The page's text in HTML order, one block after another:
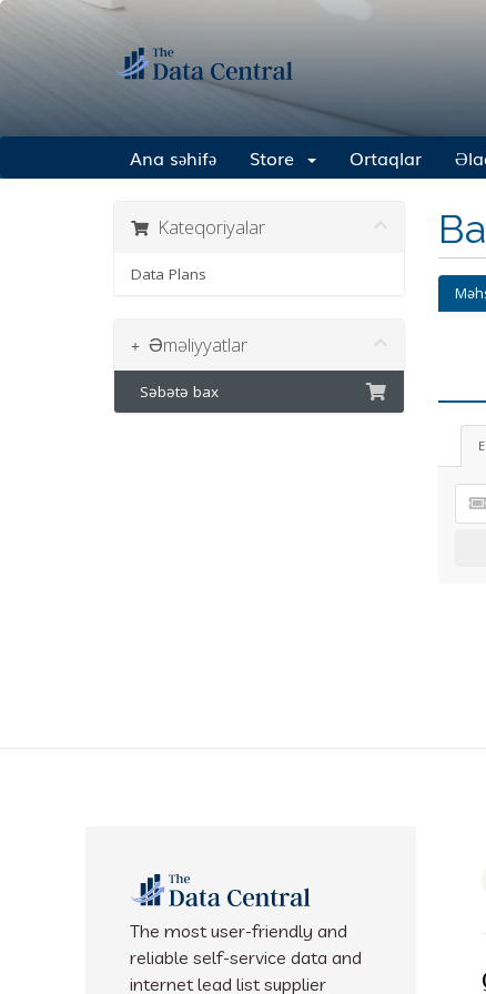
Ana səhifə Store Ortaqlar
Kateqoriyalar
Data Plans
Əməliyyatlar
Səbətə bax
The most user-friendly and
reliable self-service data and
internet lead list supplier